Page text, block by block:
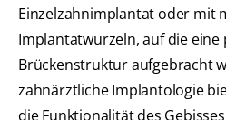
Einzelzahnimplantat oder mit
Implantatwurzeln, auf die
Brückenstruktur aufgebracht
zahnärztliche Implantologie
die Funktionalität des